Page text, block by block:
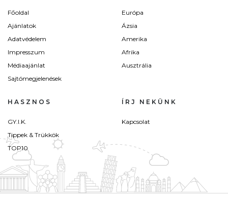
Főoldal
Ajánlatok
Adatvédelem
Impresszum
Médiaajánlat
Sajtómegjelenések
Európa
Ázsia
Amerika
Afrika
Ausztrália
HASZNOS
GY.I.K.
Tippek & Trükkök
TOP10
ÍRJ NEKÜNK
Kapcsolat